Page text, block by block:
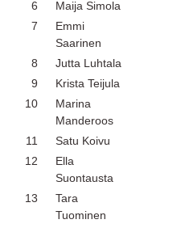
6 Maija Simola
7
Emmi
Saarinen
8 Jutta Luhtala
9
Krista Teijula
10
Marina
Manderoos
11 Satu Koivu
12
Ella
Suontausta
13
Tara
Tuominen